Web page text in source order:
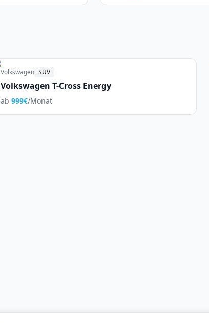
Volkswagen SUV
Volkswagen T-Cross Energy
ab 999€/Monat